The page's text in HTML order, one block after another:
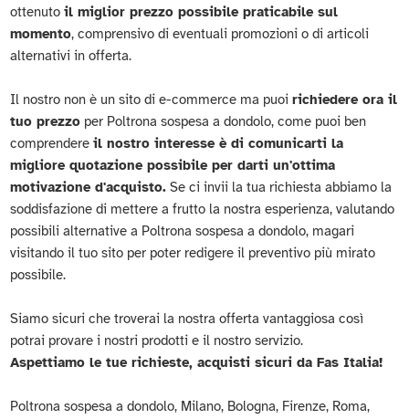
ottenutoil miglior prezzo possibile praticabile sul
momento, comprensivo di eventuali promozioni o di articoli
alternativi in offerta.
Il nostro non è un sito di e-commerce ma puoirichiedere ora il
tuo prezzo per Poltrona sospesa a dondolo, come puoi ben
comprendereil nostro interesse è di comunicarti la
migliore quotazione possibile per darti un'ottima
motivazione d'acquisto. Se ci invii la tua richiesta abbiamo la
soddisfazione di mettere a frutto la nostra esperienza, valutando
possibili alternative a Poltrona sospesa a dondolo, magari
visitando il tuo sito per poter redigere il preventivo più mirato
possibile.
Siamo sicuri che troverai la nostra offerta vantaggiosa così
potrai provare i nostri prodotti e il nostro servizio.
Aspettiamo le tue richieste, acquisti sicuri da Fas Italia!
Poltrona sospesa a dondolo, Milano, Bologna, Firenze, Roma,